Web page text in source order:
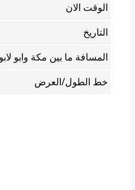
الوقت الان
التاريخ
المسافة ما بين مكة وابو
خط الطول/العرض